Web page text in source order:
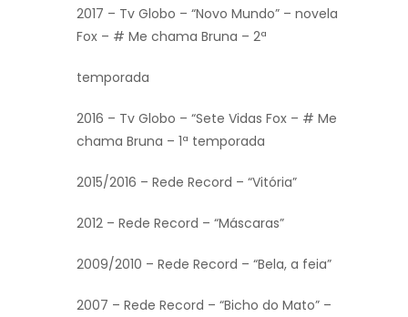
2017 – Tv Globo – “Novo Mundo” – novela
Fox – # Me chama Bruna – 2ª
temporada
2016 – Tv Globo – “Sete Vidas Fox – # Me
chama Bruna – 1ª temporada
2015/2016 – Rede Record – “Vitória”
2012 – Rede Record – “Máscaras”
2009/2010 – Rede Record – “Bela, a feia”
2007 – Rede Record – “Bicho do Mato” –